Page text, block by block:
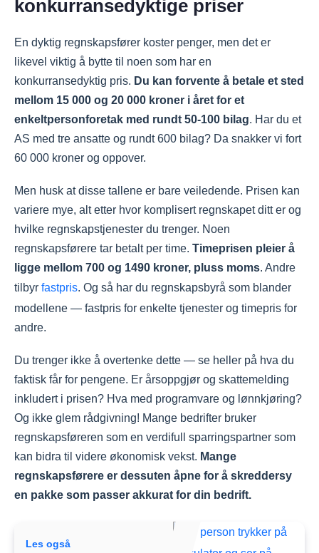
konkurransedyktige priser
En dyktig regnskapsfører koster penger, men det er
likevel viktig å bytte til noen som har en
konkurransedyktig pris. Du kan forvente å betale et sted
mellom 15 000 og 20 000 kroner i året for et
enkeltpersonforetak med rundt 50-100 bilag. Har du et
AS med tre ansatte og rundt 600 bilag? Da snakker vi fort
60 000 kroner og oppover.
Men husk at disse tallene er bare veiledende. Prisen kan
variere mye, alt etter hvor komplisert regnskapet ditt er og
hvilke regnskapstjenester du trenger. Noen
regnskapsførere tar betalt per time. Timeprisen pleier å
ligge mellom 700 og 1490 kroner, pluss moms. Andre
tilbyr fastpris. Og så har du regnskapsbyrå som blander
modellene — fastpris for enkelte tjenester og timepris for
andre.
Du trenger ikke å overtenke dette — se heller på hva du
faktisk får for pengene. Er årsoppgjør og skattemelding
inkludert i prisen? Hva med programvare og lønnkjøring?
Og ikke glem rådgivning! Mange bedrifter bruker
regnskapsføreren som en verdifull sparringspartner som
kan bidra til videre økonomisk vekst. Mange
regnskapsførere er dessuten åpne for å skreddersy
en pakke som passer akkurat for din bedrift.
Les også